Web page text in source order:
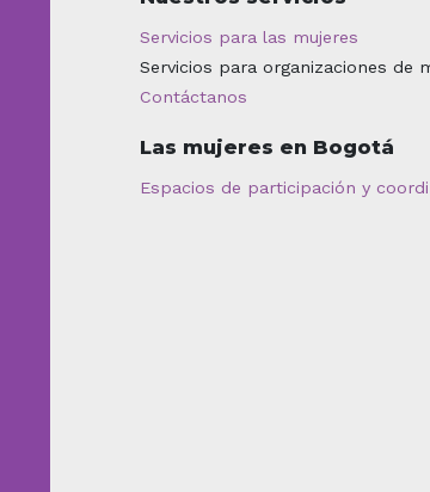
Servicios para las mujeres
Servicios para organizaciones de
Contáctanos
Las mujeres en Bogotá
Espacios de participación y